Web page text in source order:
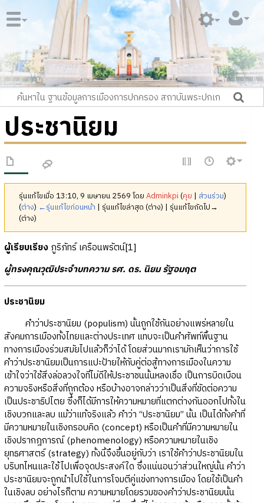
ประชานิยม
รุ่นแก้ไขเมื่อ 13:10, 9 เมษายน 2569 โดยAdminkpi (คุย | ส่วนร่วม)
(ต่าง) ←รุ่นแก้ไขก่อนหน้า | รุ่นแก้ไขล่าสุด (ต่าง) | รุ่นแก้ไขถัดไป→
(ต่าง)
ผู้เรียบเรียงภูริภัทร์ เครือนพรัตน์[1]
ผู้ทรงคุณวุฒิประจำบทความ รศ. ดร. นิยม รัฐอมฤต
ประชานิยม
คำว่าประชานิยม (populism) นั้นถูกใช้กันอย่างแพร่หลายใน
สังคมการเมืองทั้งไทยและต่างประเทศ แทบจะเป็นคำศัพท์พื้นฐาน
ทางการเมืองร่วมสมัยไปแล้วก็ว่าได้ โดยส่วนมากเรามักเห็นว่าการใช้
คำว่าประชานิยมเป็นการแปะป้ายให้กับคู่ต่อสู้ทางการเมืองในความ
เข้าใจว่าใช้สิ่งล่อลวงใจที่ไม่ดีให้ประชาชนนั้นหลงเชื่อ เป็นการบิดเบือน
ความจริงหรือสิ่งที่ถูกต้อง หรือบ้างอาจกล่าวว่าเป็นสิ่งที่ขัดต่อความ
เป็นประชาธิปไตย ซึ่งก็ได้มีการให้ความหมายที่แตกต่างกันออกไปทั้งใน
เชิงบวกและลบ แม้ว่าแท้จริงแล้ว คำว่า “ประชานิยม” นั้น เป็นได้ทั้งคำที่
มีความหมายในเชิงกรอบคิด (concept) หรือเป็นคำที่มีความหมายใน
เชิงปรากฎการณ์ (phenomenology) หรือความหมายในเชิง
ยุทธศาสตร์ (strategy) ทั้งนี้จึงขึ้นอยู่กับว่า เราใช้คำว่าประชานิยมใน
บริบทไหนและใช้ไปเพื่อจุดประสงค์ใด ซึ่งแน่นอนว่าส่วนใหญ่นั้น คำว่า
ประชานิยมจะถูกนำไปใช้ในการโจมตีคู่แข่งทางการเมือง โดยใช้เป็นคำ
ในเชิงลบ อย่างไรก็ตาม ความหมายโดยรวมของคำว่าประชานิยมนั้น